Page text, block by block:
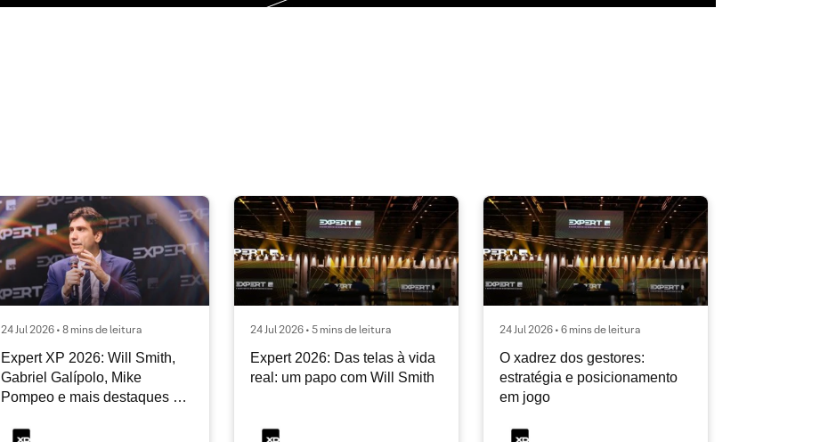
24 Jul 2026 • 8 mins de leitura
Expert XP 2026: Will Smith,
Gabriel Galípolo, Mike
Pompeo e mais destaques do
24 Jul 2026 • 5 mins de leitura
Expert 2026: Das telas à vida
real: um papo com Will Smith
24 Jul 2026 • 6 mins de leitura
O xadrez dos gestores:
estratégia e posicionamento
em jogo